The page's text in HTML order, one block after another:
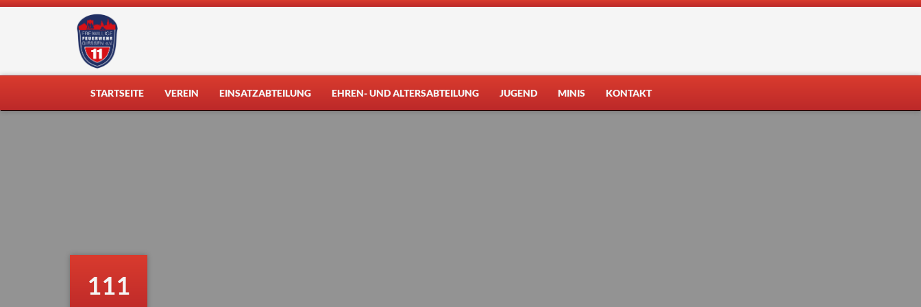
Skip
STARTSEITE VEREIN EINSATZABTEILUNG EHREN- UND ALTERSABTEILUNG JUGEND MINIS KONTAKT
111